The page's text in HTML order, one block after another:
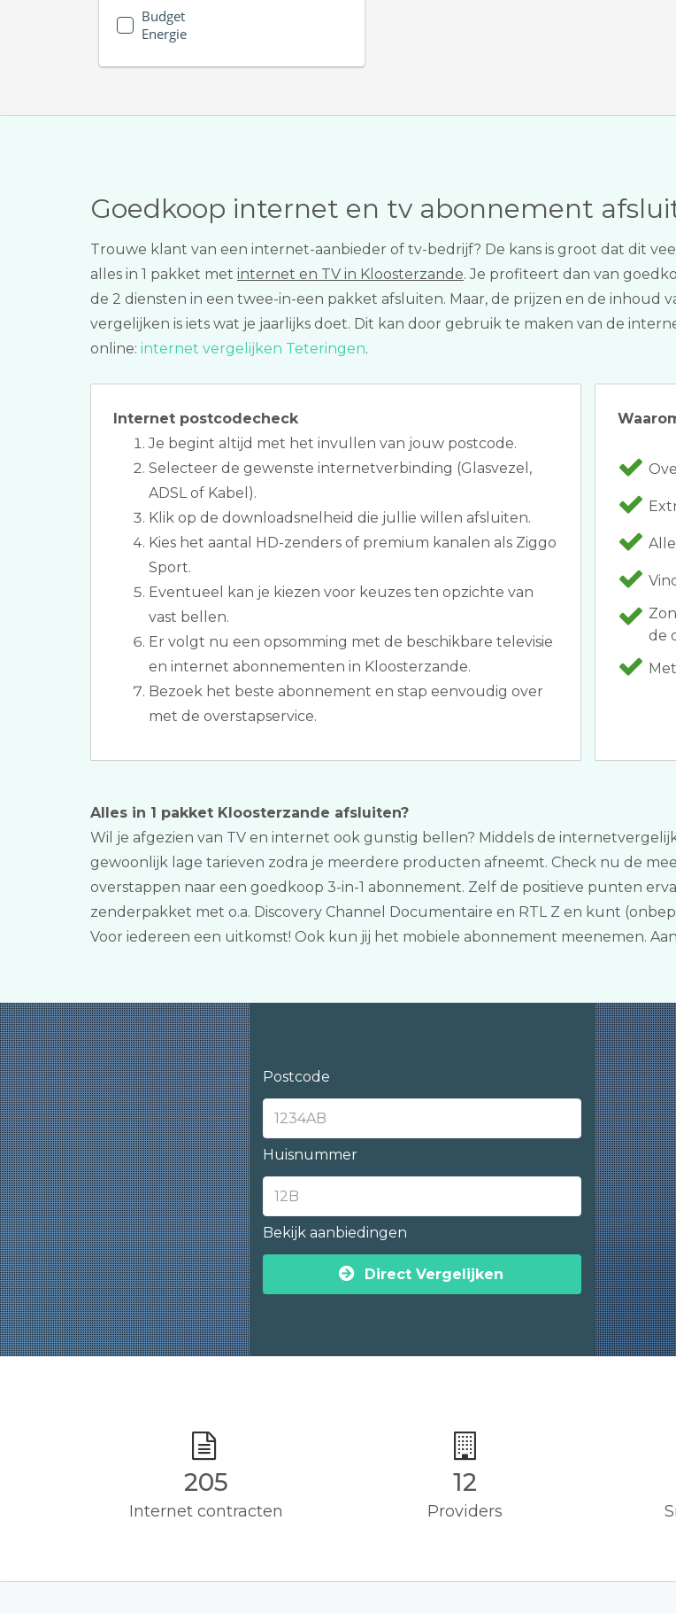
Budget
Energie
Goedkoop internet en tv abonnement
Trouwe klant van een internet-aanbieder of tv-bedrijf? De kans is groot dat dit
alles in 1 pakket met internet en TV in Kloosterzande. Je profiteert dan van
de 2 diensten in een twee-in-een pakket afsluiten. Maar, de prijzen en de inhoud
vergelijken is iets wat je jaarlijks doet. Dit kan door gebruik te maken van de
online: internet vergelijken Teteringen.
Internet postcodecheck
Je begint altijd met het invullen van jouw postcode.
Selecteer de gewenste internetverbinding (Glasvezel,
ADSL of Kabel).
Klik op de downloadsnelheid die jullie willen afsluiten.
Kies het aantal HD-zenders of premium kanalen als Ziggo
Sport.
Eventueel kan je kiezen voor keuzes ten opzichte van
vast bellen.
Er volgt nu een opsomming met de beschikbare televisie
en internet abonnementen in Kloosterzande.
Bezoek het beste abonnement en stap eenvoudig over
met de overstapservice.
de
Alles in 1 pakket Kloosterzande afsluiten?
Wil je afgezien van TV en internet ook gunstig bellen? Middels de
gewoonlijk lage tarieven zodra je meerdere producten afneemt. Check nu de
overstappen naar een goedkoop 3-in-1 abonnement. Zelf de positieve punten
zenderpakket met o.a. Discovery Channel Documentaire en RTL Z en kunt
Voor iedereen een uitkomst! Ook kun jij het mobiele abonnement meenemen.
Postcode
Huisnummer
Bekijk aanbiedingen
Direct Vergelijken
205
Internet contracten
12
Providers